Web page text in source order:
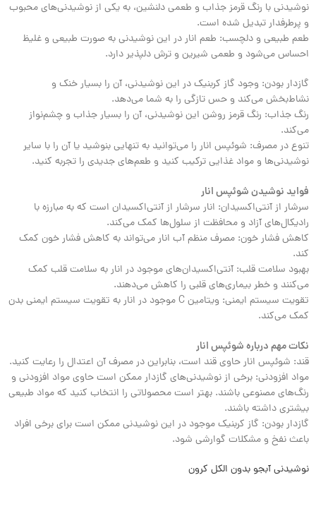
نوشیدنی با رنگ قرمز جذاب و طعمی دلنشین، به یکی از نوشیدنی‌های محبوب
و پرطرفدار تبدیل شده است.
طعم طبیعی و دلچسب: طعم انار در این نوشیدنی به صورت طبیعی و غلیظ
احساس می‌شود و طعمی شیرین و ترش دلپذیر دارد.
گازدار بودن: وجود گاز کربنیک در این نوشیدنی، آن را بسیار خنک و
نشاط‌بخش می‌کند و حس تازگی را به شما می‌دهد.
رنگ جذاب: رنگ قرمز روشن این نوشیدنی، آن را بسیار جذاب و چشم‌نواز
می‌کند.
تنوع در مصرف: شوئپس انار را می‌توانید به تنهایی بنوشید یا آن را با سایر
نوشیدنی‌ها و مواد غذایی ترکیب کنید و طعم‌های جدیدی را تجربه کنید.
فواید نوشیدن شوئپس انار
سرشار از آنتی‌اکسیدان: انار سرشار از آنتی‌اکسیدان است که به مبارزه با
رادیکال‌های آزاد و محافظت از سلول‌ها کمک می‌کند.
کاهش فشار خون: مصرف منظم آب انار می‌تواند به کاهش فشار خون کمک
کند.
بهبود سلامت قلب: آنتی‌اکسیدان‌های موجود در انار به سلامت قلب کمک
می‌کنند و خطر بیماری‌های قلبی را کاهش می‌دهند.
تقویت سیستم ایمنی: ویتامین C موجود در انار به تقویت سیستم ایمنی بدن
کمک می‌کند.
نکات مهم درباره شوئپس انار
قند: شوئپس انار حاوی قند است، بنابراین در مصرف آن اعتدال را رعایت کنید.
مواد افزودنی: برخی از نوشیدنی‌های گازدار ممکن است حاوی مواد افزودنی و
رنگ‌های مصنوعی باشند. بهتر است محصولاتی را انتخاب کنید که مواد طبیعی
بیشتری داشته باشند.
گازدار بودن: گاز کربنیک موجود در این نوشیدنی ممکن است برای برخی افراد
باعث نفخ و مشکلات گوارشی شود.
نوشیدنی آبجو بدون الکل کرون